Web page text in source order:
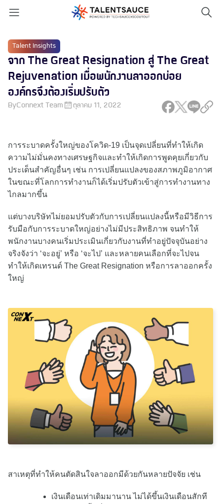
Talent Insights
จาก The Great Resignation สู่ The Great
Rejuvenation เมื่อพนักงานลาออกบ่อย
องค์กรจึงต้องเริ่มปรับตัว
ByConnext Team ตุลาคม 11, 2022
การระบาดครั้งใหญ่ของโควิด-19 เป็นจุดเปลี่ยนที่ทำให้เกิด
ความไม่มั่นคงทางเศรษฐกิจและทำให้เกิดการพูดคุยเกี่ยวกับ
ประเด็นสำคัญอื่นๆ เช่น การเปลี่ยนแปลงของสภาพภูมิอากาศ
ในขณะที่โลกการทำงานก็ได้เริ่มปรับตัวเข้าสู่การทำงานทาง
ไกลมากขึ้น
แต่บางบริษัทไม่ยอมปรับตัวกับการเปลี่ยนแปลงนี้หรือมีวิธีการ
รับมือกับการระบาดใหญ่อย่างไม่มีประสิทธิภาพ จนทำให้
พนักงานบางคนเริ่มประเมินเกี่ยวกับงานที่ทำอยู่ปัจจุบันอย่าง
จริงจังว่า ‘จะอยู่’ หรือ ‘จะไป’ และหลายคนเลือกที่จะไปจน
ทำให้เกิดเทรนด์ The Great Resignation หรือการลาออกครั้ง
ใหญ่
สาเหตุที่ทำให้คนตัดสินใจลาออกมีด้วยกันหลายปัจจัย เช่น
เงินเดือนเท่าเดิมมานาน ไม่ได้ขึ้นเงินเดือนสักที